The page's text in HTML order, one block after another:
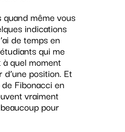
quand même vous
indications
de temps en
qui me
quel moment
position. Et
Fibonacci en
vraiment
pour